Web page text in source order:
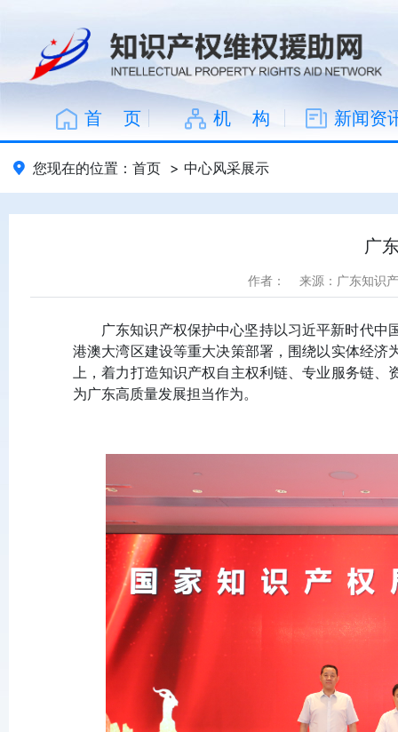
首 页 机 构 新闻资
您现在的位置： 首页 > 中心风采展示
广
作者： 来源：广东知识
广东知识产权保护中心坚持以习近平新时代
港澳大湾区建设等重大决策部署，围绕以实体经
上，着力打造知识产权自主权利链、专业服务链
为广东高质量发展担当作为。